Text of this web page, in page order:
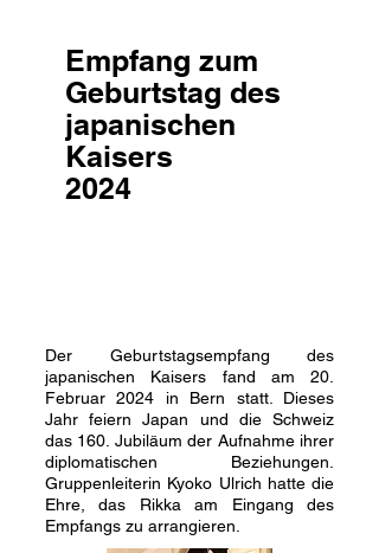
Empfang zum
Geburtstag des
japanischen
Kaisers
2024
Der Geburtstagsempfang des
japanischen Kaisers fand am 20.
Februar 2024 in Bern statt. Dieses
Jahr feiern Japan und die Schweiz
das 160. Jubiläum der Aufnahme ihrer
diplomatischen Beziehungen.
Gruppenleiterin Kyoko Ulrich hatte die
Ehre, das Rikka am Eingang des
Empfangs zu arrangieren.